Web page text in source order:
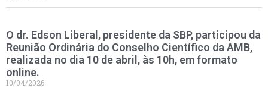
O dr. Edson Liberal, presidente da SBP, participou da
Reunião Ordinária do Conselho Científico da AMB,
realizada no dia 10 de abril, às 10h, em formato
online.
10/04/2026